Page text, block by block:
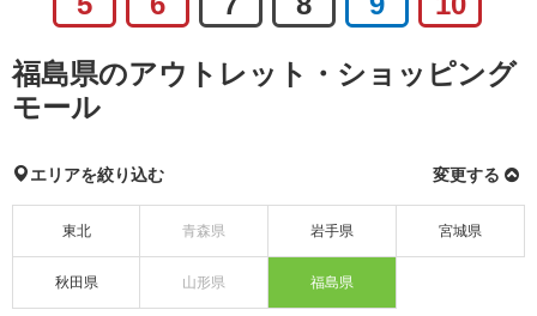
福島県のアウトレット・ショッピング
モール
エリアを絞り込む 変更する
東北 青森県 岩手県 宮城県
秋田県 山形県 福島県